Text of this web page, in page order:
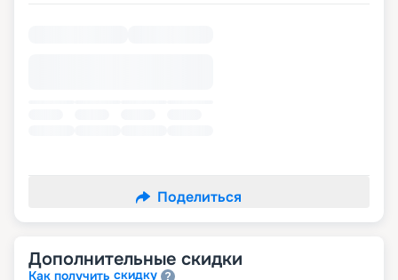
Поделиться
Дополнительные скидки
Как получить скидку